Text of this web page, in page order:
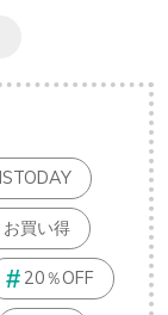
お買い得
20％OFF